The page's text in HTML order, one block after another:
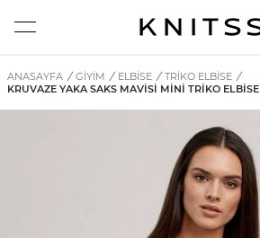
ANASAYFA / GİYİM / ELBISE / TRIKO ELBISE /
KRUVAZE YAKA SAKS MAVISI MINI TRIKO ELBISE